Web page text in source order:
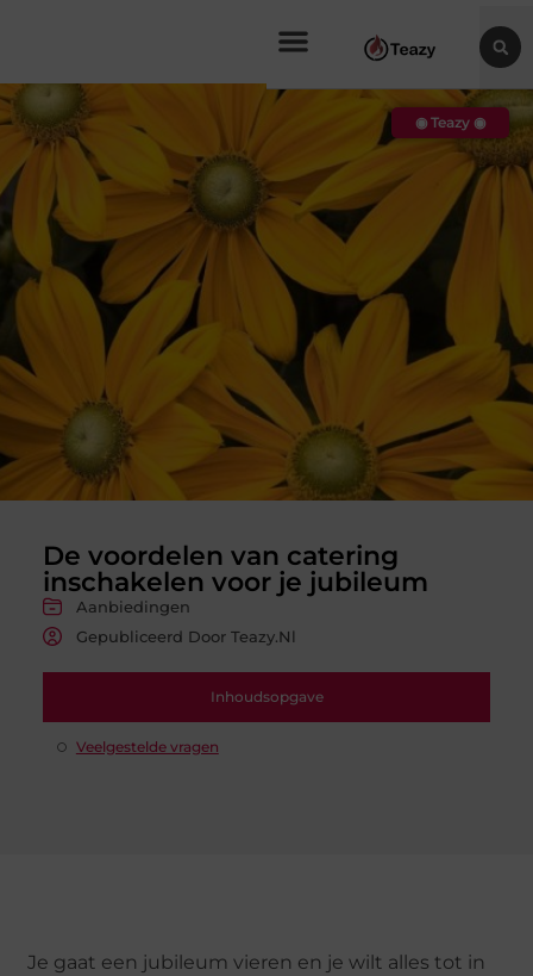
De voordelen van catering
inschakelen voor je jubileum
Aanbiedingen
Gepubliceerd Door Teazy.nl
Inhoudsopgave
Veelgestelde vragen
◉ Teazy ◉
Je gaat een jubileum vieren en je wilt alles tot in